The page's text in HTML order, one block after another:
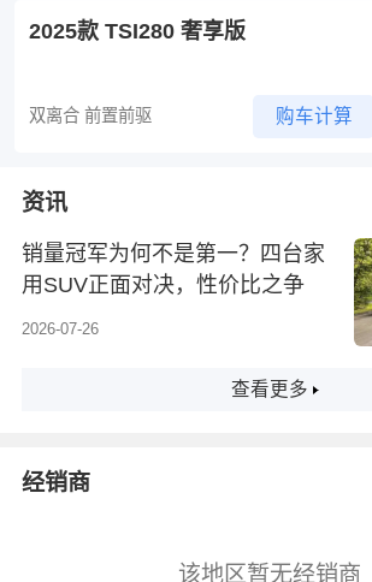
2025款 TSI280 奢享版
双离合 前置前驱 购车计算
资讯
销量冠军为何不是第一？四台家
用SUV正面对决，性价比之争
2026-07-26
查看更多
经销商
该地区暂无经销商